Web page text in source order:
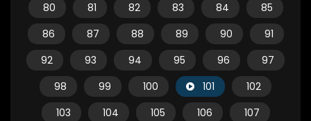
80
81 82 83 84
85
86
87 88 89 90
91
92
93 94 95 96
97
98
99 100 101
102
103
104 105 106
107